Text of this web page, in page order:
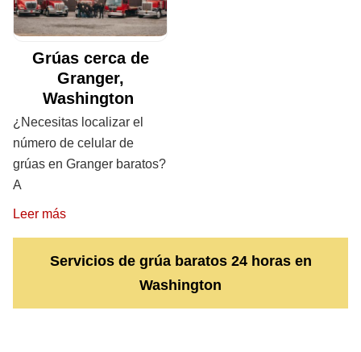
Grúas cerca de
Granger,
Washington
¿Necesitas localizar el
número de celular de
grúas en Granger baratos?
A
Leer más
Servicios de grúa baratos 24 horas en
Washington